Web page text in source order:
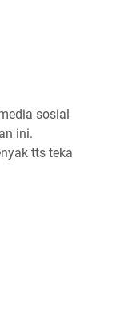
sosial
ini.
tts teka